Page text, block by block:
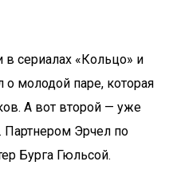
в сериалах «Кольцо» и
молодой паре, которая
А вот второй — уже
Партнером Эрчел по
Бурга Гюльсой.